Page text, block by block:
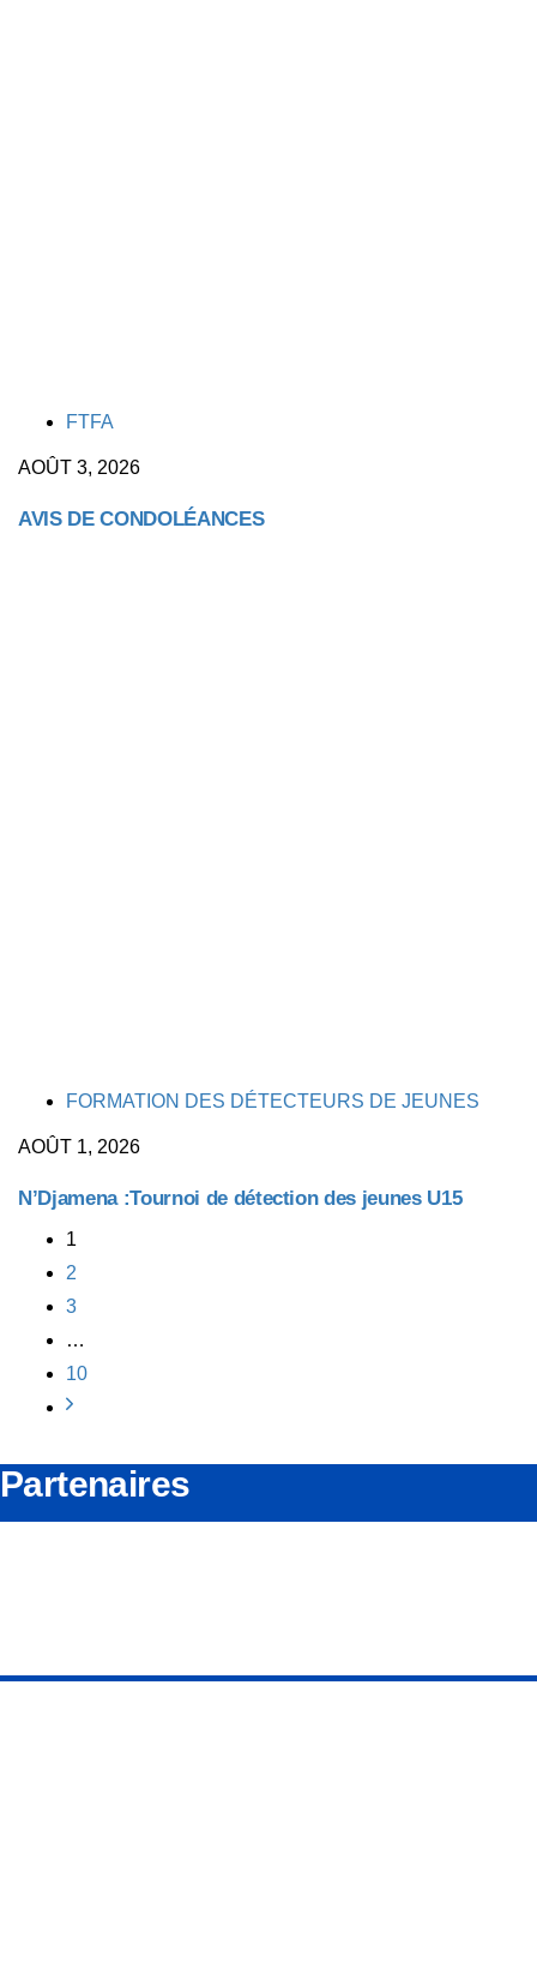
TAGSFTFA
AOÛT 3, 2026
AVIS DE CONDOLÉANCES
TAGSFORMATION DES DÉTECTEURS DE JEUNES
AOÛT 1, 2026
N’Djamena :Tournoi de détection des jeunes U15
1
2
3
…
10
Partenaires